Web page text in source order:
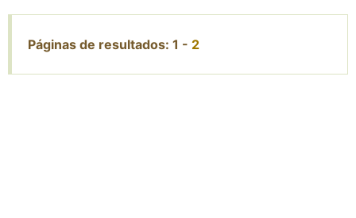
Páginas de resultados: 1 - 2